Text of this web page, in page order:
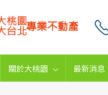
關於大桃園 最新消息